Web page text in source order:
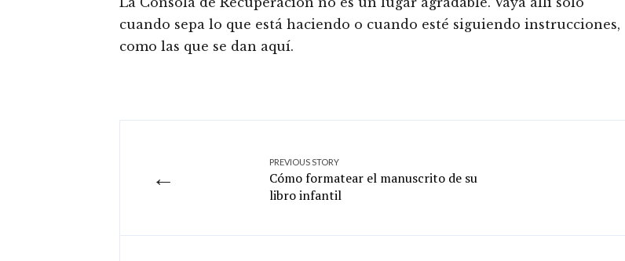
cuando sepa lo que está haciendo o cuando esté siguiendo instrucciones,
como las que se dan aquí.
←
PREVIOUS STORY
Cómo formatear el manuscrito de su
libro infantil